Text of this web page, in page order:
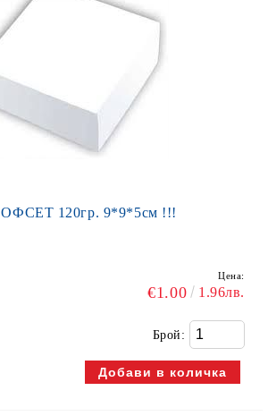
ОФСЕТ 120гр. 9*9*5см !!!
Цена:
€1.00 1.96лв.
Брой: